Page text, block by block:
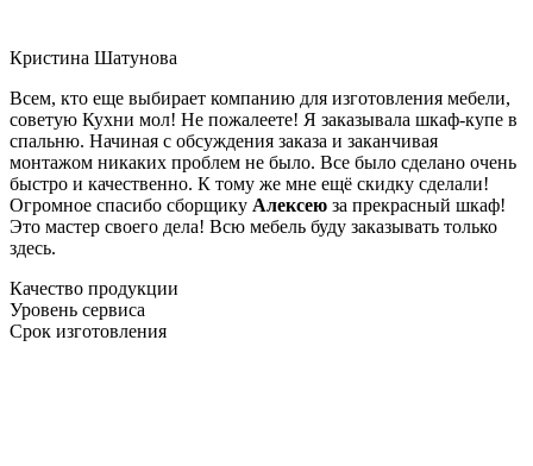
Кристина Шатунова
Всем, кто еще выбирает компанию для изготовления мебели,
советую Кухни мол! Не пожалеете! Я заказывала шкаф-купе в
спальню. Начиная с обсуждения заказа и заканчивая
монтажом никаких проблем не было. Все было сделано очень
быстро и качественно. К тому же мне ещё скидку сделали!
Огромное спасибо сборщику Алексею за прекрасный шкаф!
Это мастер своего дела! Всю мебель буду заказывать только
здесь.
Качество продукции
Уровень сервиса
Срок изготовления